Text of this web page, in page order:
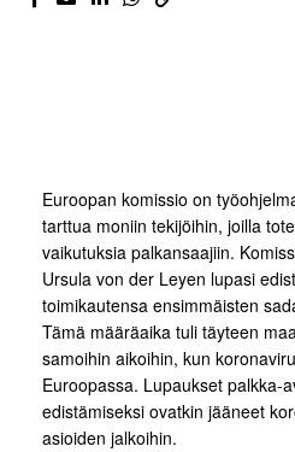
Euroopan komissio on
tarttua moniin tekijöihin, joilla
vaikutuksia palkansaajiin.
Ursula von der Leyen lupasi
toimikautensa ensimmäisten
Tämä määräaika tuli täyteen
samoihin aikoihin, kun
Euroopassa. Lupaukset palkka-
edistämiseksi ovatkin jääneet
asioiden jalkoihin.